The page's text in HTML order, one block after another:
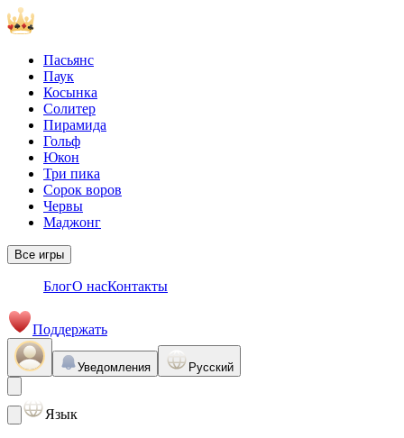
Пасьянс
Паук
Косынка
Солитер
Пирамида
Гольф
Юкон
Три пика
Сорок воров
Червы
Маджонг
Все игры
БлогО насКонтакты
Поддержать
Уведомления Русский
Язык